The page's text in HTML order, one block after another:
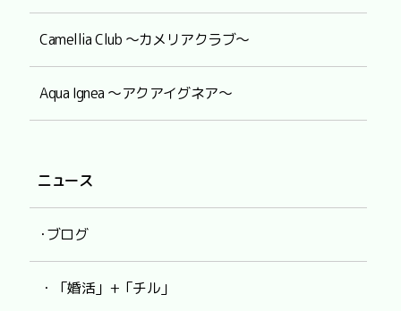
Camellia Club ～カメリアクラブ～
Aqua Ignea ～アクアイグネア～
ニュース
･ブログ
・「婚活」+「チル」